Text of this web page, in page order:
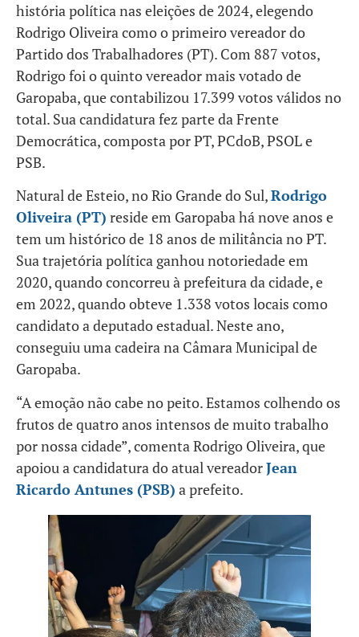
história política nas eleições de 2024, elegendo
Rodrigo Oliveira como o primeiro vereador do
Partido dos Trabalhadores (PT). Com 887 votos,
Rodrigo foi o quinto vereador mais votado de
Garopaba, que contabilizou 17.399 votos válidos no
total. Sua candidatura fez parte da Frente
Democrática, composta por PT, PCdoB, PSOL e
PSB.
Natural de Esteio, no Rio Grande do Sul,Rodrigo
Oliveira (PT) reside em Garopaba há nove anos e
tem um histórico de 18 anos de militância no PT.
Sua trajetória política ganhou notoriedade em
2020, quando concorreu à prefeitura da cidade, e
em 2022, quando obteve 1.338 votos locais como
candidato a deputado estadual. Neste ano,
conseguiu uma cadeira na Câmara Municipal de
Garopaba.
“A emoção não cabe no peito. Estamos colhendo os
frutos de quatro anos intensos de muito trabalho
por nossa cidade”, comenta Rodrigo Oliveira, que
apoiou a candidatura do atual vereadorJean
Ricardo Antunes (PSB) a prefeito.